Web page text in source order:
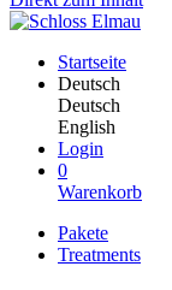
Startseite
Deutsch
Deutsch
English
Login
0
Warenkorb
Pakete
Treatments